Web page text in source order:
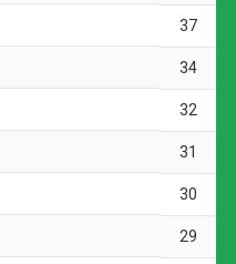
para os donos da casa
finalizou com perigo
Carlos Miguel. O Verdão,
ritmo e inaugurou o
do ataque, o argentino
e rolou para
para o gol.